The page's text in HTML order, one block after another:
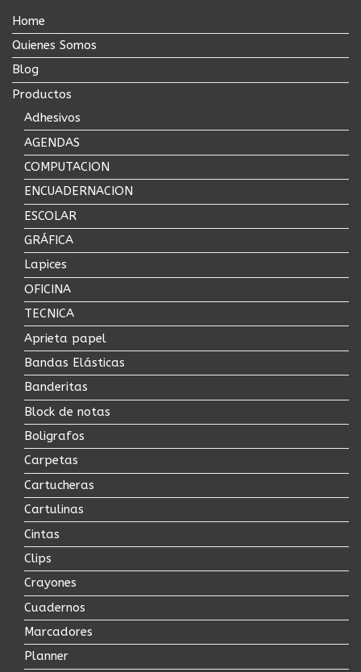
Home
Quienes Somos
Blog
Productos
Adhesivos
AGENDAS
COMPUTACION
ENCUADERNACION
ESCOLAR
GRÁFICA
Lapices
OFICINA
TECNICA
Aprieta papel
Bandas Elásticas
Banderitas
Block de notas
Boligrafos
Carpetas
Cartucheras
Cartulinas
Cintas
Clips
Crayones
Cuadernos
Marcadores
Planner